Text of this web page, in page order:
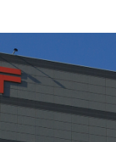
リンク集
静岡音楽館倶楽部
AOIボランティア
AOIボランティア